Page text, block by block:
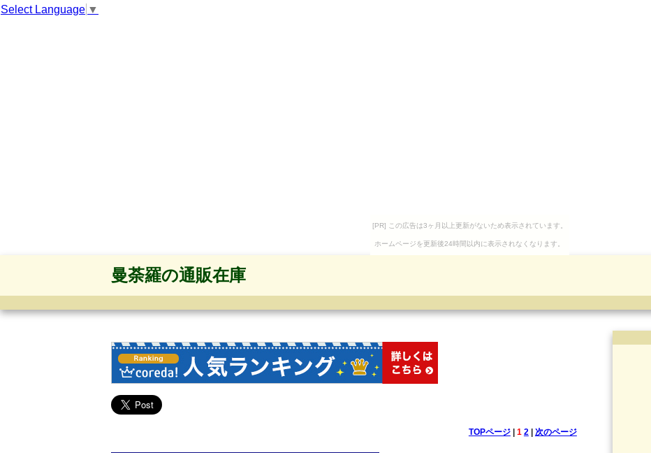
Select Language ▼
[PR] この広告は3ヶ月以上更新がないため表示されています。
ホームページを更新後24時間以内に表示されなくなります。
曼荼羅の通販在庫
TOPページ| 1 2| 次のページ